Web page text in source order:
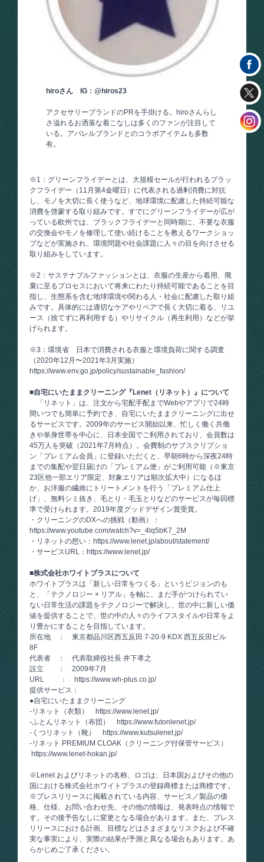
hiroさん IG：@hiros23
アクセサリーブランドのPRを手掛ける。hiroさんらし
さ溢れるお洒落な着こなしは多くのファンが注目して
いる。アパレルブランドとのコラボアイテムも多数
有。
※1：グリーンフライデーとは、大規模セールが行われるブラッ
クフライデー（11月第4金曜日）に代表される過剰消費に対抗
し、モノを大切に長く使うなど、地球環境に配慮した持続可能な
消費を啓蒙する取り組みです。すでにグリーンフライデーが広が
っている欧州では、ブラックフライデーと同時期に、不要な衣服
の交換会やモノを修理して使い続けることを教えるワークショッ
プなどが実施され、環境問題や社会課題に人々の目を向けさせる
取り組みをしています。
※2：サステナブルファッションとは、衣服の生産から着用、廃
棄に至るプロセスにおいて将来にわたり持続可能であることを目
指し、生態系を含む地球環境や関わる人・社会に配慮した取り組
みです。具体的には適切なケアやリペアで長く大切に着る、リユ
ース（捨てずに再利用する）やリサイクル（再生利用）などが挙
げられます。
※3：環境省 日本で消費される衣服と環境負荷に関する調査
（2020年12月〜2021年3月実施）
https://www.env.go.jp/policy/sustainable_fashion/
■自宅にいたままクリーニング『Lenet（リネット）』について
「リネット」は、注文から宅配手配までWebやアプリで24時
間いつでも簡単に予約でき、自宅にいたままクリーニングに出せ
るサービスです。2009年のサービス開始以来、忙しく働く共働
きや単身世帯を中心に、日本全国でご利用されており、会員数は
45万人を突破（2021年7月時点）。会費制のサブスクリプショ
ン「プレミアム会員」に登録いただくと、早朝6時から深夜24時
までの集配や翌日届けの「プレミアム便」がご利用可能（※東京
23区他一部エリア限定、対象エリアは順次拡大中）になるほ
か、お洋服の繊維にトリートメントを行う「プレミアム仕上
げ」、無料シミ抜き、毛とり・毛玉とりなどのサービスが毎回標
準で受けられます。2019年度グッドデザイン賞受賞。
・クリーニングのDXへの挑戦（動画）：
https://www.youtube.com/watch?v=_4lq5bK7_2M
・リネットの想い： https://www.lenet.jp/about/statement/
・サービスURL： https://www.lenet.jp/
■株式会社ホワイトプラスについて
ホワイトプラスは「新しい日常をつくる」というビジョンのも
と、「テクノロジー × リアル」を軸に、まだ手がつけられてい
ない日常生活の課題をテクノロジーで解決し、世の中に新しい価
値を提供することで、世の中の人々のライフスタイルや日常をよ
り豊かにすることを目指しています。
所在地 ： 東京都品川区西五反田 7-20-9 KDX 西五反田ビル
8F
代表者 ： 代表取締役社長 井下孝之
設立 ： 2009年7月
URL ：
https://www.wh-plus.co.jp/
提供サービス：
●自宅にいたままクリーニング
-リネット（衣類）
https://www.lenet.jp/
-ふとんリネット（布団）
https://www.futonlenet.jp/
-くつリネット（靴）
https://www.kutsulenet.jp/
-リネット PREMIUM CLOAK（クリーニング付保管サービス）
https://www.lenet-hokan.jp/
※Lenet およびリネットの名称、ロゴは、日本国およびその他の
国における株式会社ホワイトプラスの登録商標または商標です。
※プレスリリースに掲載されている内容、サービス／製品の価
格、仕様、お問い合わせ先、その他の情報は、発表時点の情報で
す。その後予告なしに変更となる場合があります。また、プレス
リリースにおける計画、目標などはさまざまなリスクおよび不確
実な事実により、実際の結果が予測と異なる場合もあります。あ
らかじめご了承ください。